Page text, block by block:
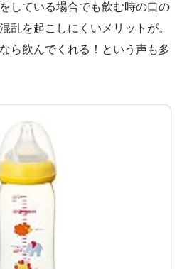
している場合でも飲む時の口の
乱を起こしにくいメリットが。
ら飲んでくれる！という声も多